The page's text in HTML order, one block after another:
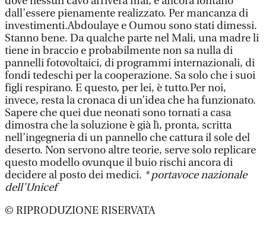
dall’essere pienamente realizzato. Per mancanza di
investimenti.Abdoulaye e Oumou sono stati dimessi.
Stanno bene. Da qualche parte nel Mali, una madre li
tiene in braccio e probabilmente non sa nulla di
pannelli fotovoltaici, di programmi internazionali, di
fondi tedeschi per la cooperazione. Sa solo che i suoi
figli respirano. E questo, per lei, è tutto.Per noi,
invece, resta la cronaca di un’idea che ha funzionato.
Sapere che quei due neonati sono tornati a casa
dimostra che la soluzione è già lì, pronta, scritta
nell’ingegneria di un pannello che cattura il sole del
deserto. Non servono altre teorie, serve solo replicare
questo modello ovunque il buio rischi ancora di
decidere al posto dei medici. * portavoce nazionale
dell’Unicef
© RIPRODUZIONE RISERVATA